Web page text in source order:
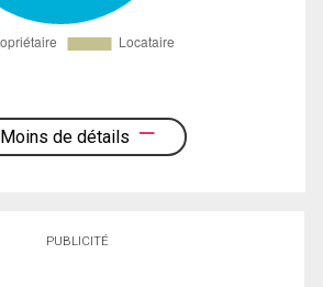
Moins de détails
PUBLICITÉ